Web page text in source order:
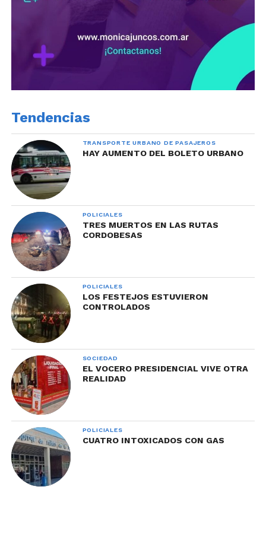
Tendencias
TRANSPORTE URBANO DE PASAJEROS
HAY AUMENTO DEL BOLETO URBANO
POLICIALES
TRES MUERTOS EN LAS RUTAS
CORDOBESAS
POLICIALES
LOS FESTEJOS ESTUVIERON
CONTROLADOS
SOCIEDAD
EL VOCERO PRESIDENCIAL VIVE OTRA
REALIDAD
POLICIALES
CUATRO INTOXICADOS CON GAS